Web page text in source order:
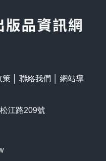
策 聯絡我們
網站導
江路209號